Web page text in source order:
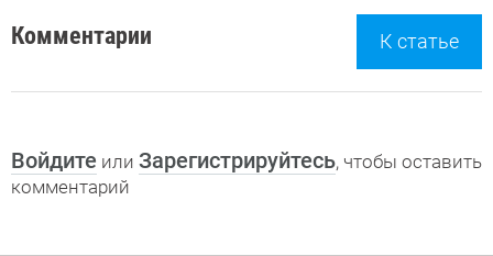
Комментарии К статье
Войдите или Зарегистрируйтесь, чтобы оставить
комментарий